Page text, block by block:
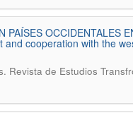
PAÍSES OCCIDENTALES
and cooperation with the
Revista de Estudios